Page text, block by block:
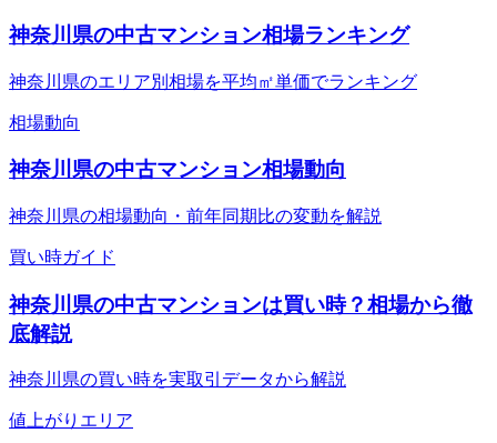
神奈川県の中古マンション相場ランキング
神奈川県のエリア別相場を平均㎡単価でランキング
相場動向
神奈川県の中古マンション相場動向
神奈川県の相場動向・前年同期比の変動を解説
買い時ガイド
神奈川県の中古マンションは買い時？相場から徹
底解説
神奈川県の買い時を実取引データから解説
値上がりエリア